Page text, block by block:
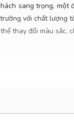
sang trọng, một
với chất lượng
thay đổi màu